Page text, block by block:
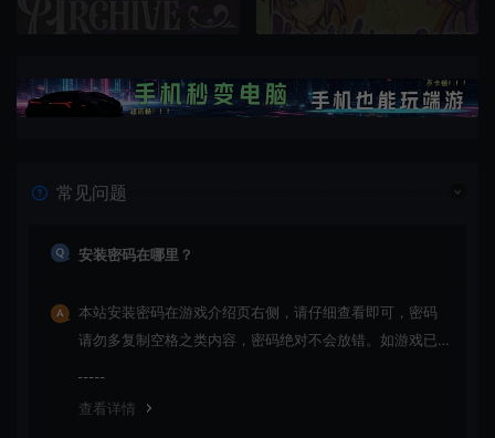
常见问题
安装密码在哪里？
本站安装密码在游戏介绍页右侧，请仔细查看即可，密码
请勿多复制空格之类内容，密码绝对不会放错。如游戏已
查看详情